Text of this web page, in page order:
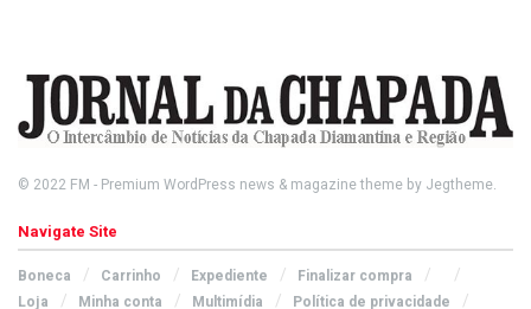
© 2022 FM - Premium WordPress news & magazine theme by Jegtheme.
Navigate Site
Boneca Carrinho Expediente
Finalizar compra
Loja
Minha conta Multimídia Política de privacidade